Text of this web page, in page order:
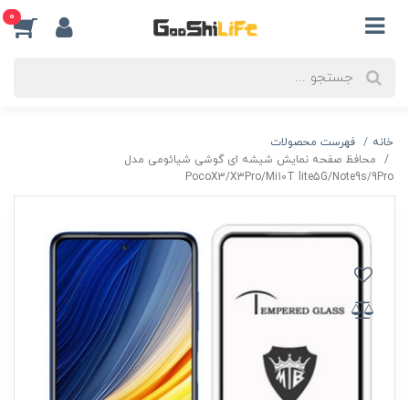
0
خانه
فهرست محصولات
محافظ صفحه نمایش شیشه ای گوشی شیائومی مدل
PocoX3/X3Pro/Mi10T lite5G/Note9s/9Pro